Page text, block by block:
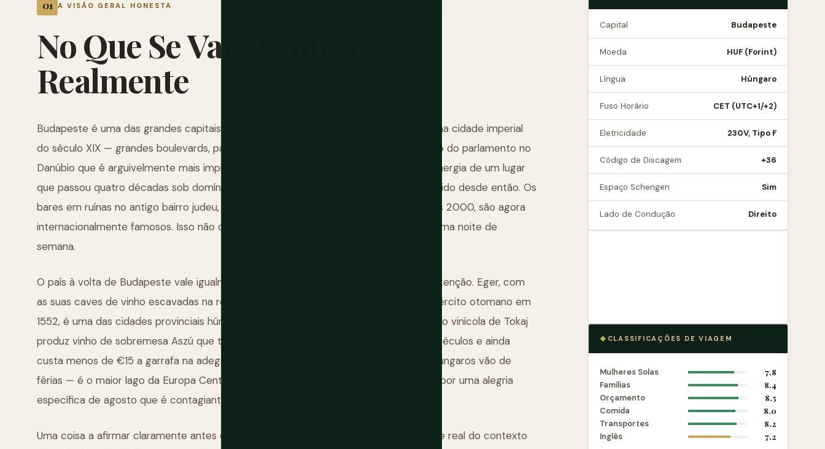
A VISÃO GERAL HONESTA
NoQueSeVai
Realmente
Budapeste é uma das grandes capitais subestimadas da Europa. Tem os ossos de uma cidade imperial
do século XIX — grandes boulevards, palácios de banhos termais barrocos, um edifício do parlamento no
Danúbio que é arguivelmente mais impressionante do que o de Westminster — e a energia de um lugar
que passou quatro décadas sob domínio soviético e tem compensado o tempo perdido desde então. Os
bares em ruínas no antigo bairro judeu, esculpidos em edifícios abandonados nos anos 2000, são agora
internacionalmente famosos. Isso não os torna piores. Significa apenas que deve ir numa noite de
semana.
O país à volta de Budapeste vale igualmente o seu tempo e recebe uma fração da atenção. Eger, com
as suas caves de vinho escavadas na rocha vulcânica e a fortaleza que resistiu ao exército otomano em
1552, é uma das cidades provinciais húngaras mais completas que encontrará. A região vinícola de Tokaj
produz vinho de sobremesa Aszú que tem sido servido à realeza europeia há quatro séculos e ainda
custa menos de €15 a garrafa na adega. O Lago Balaton no verão é onde todos os húngaros vão de
férias — é o maior lago da Europa Central, quente o suficiente para nadar, e rodeado por uma alegria
específica de agosto que é contagiante se o deixar ser.
Uma coisa a afirmar claramente antes de ir: a situação política da Hungria é uma parte real do contexto
Capital Budapeste
Moeda HUF (Forint)
Língua Húngaro
Fuso Horário CET (UTC+1/+2)
Eletricidade 230V, Tipo F
Código de Discagem +36
Espaço Schengen Sim
Lado de Condução Direito
CLASSIFICAÇÕES DE VIAGEM
Mulheres Solas
7.8
Famílias
8.4
Orçamento
8.5
Comida
8.0
Transportes
8.2
Inglês
7.2